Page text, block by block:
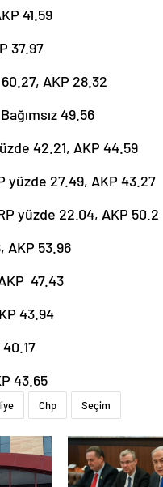
41.59
37.97
AKP 28.32
49.56
42.21, AKP 44.59
yüzde 27.49, AKP 43.27
yüzde 22.04, AKP 50.2
AKP 53.96
47.43
43.94
43.65
Chp Seçim